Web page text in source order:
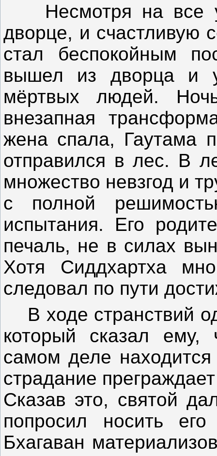
Несмотря на все
дворце, и счастливую
стал беспокойным
вышел из дворца и
мёртвых людей.
внезапная
жена спала, Гаутама
отправился в лес. В
множество невзгод и
с полной
испытания. Его
печаль, не в силах
Хотя Сиддхартха
следовал по пути
В ходе странствий
который сказал ему,
самом деле
страдание
Сказав это, святой
попросил носить
Бхагаван